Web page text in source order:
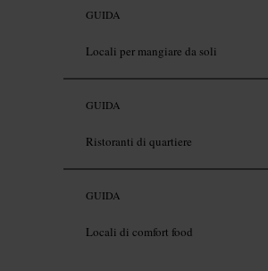
GUIDA
Locali per mangiare da soli
GUIDA
Ristoranti di quartiere
GUIDA
Locali di comfort food